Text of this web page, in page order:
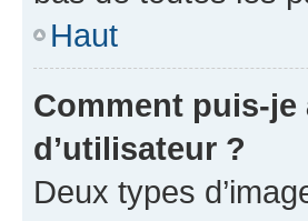
Haut
Comment puis-
d’utilisateur ?
Deux types